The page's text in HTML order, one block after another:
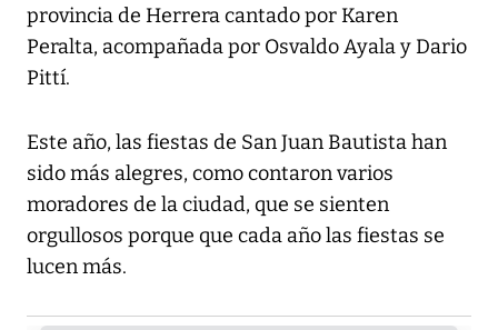
provincia de Herrera cantado por Karen
Peralta, acompañada por Osvaldo Ayala y Dario
Pittí.
Este año, las fiestas de San Juan Bautista han
sido más alegres, como contaron varios
moradores de la ciudad, que se sienten
orgullosos porque que cada año las fiestas se
lucen más.